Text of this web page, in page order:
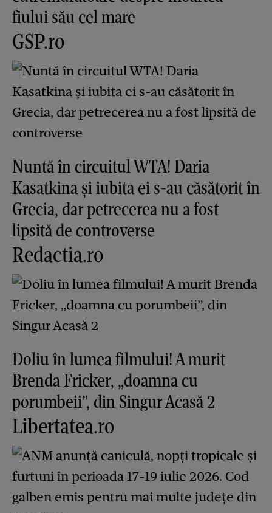
fiului său cel mare
GSP.ro
Nuntă în circuitul WTA! Daria
Kasatkina și iubita ei s-au căsătorit în
Grecia, dar petrecerea nu a fost
lipsită de controverse
Redactia.ro
Doliu în lumea filmului! A murit
Brenda Fricker, „doamna cu
porumbeii”, din Singur Acasă 2
Libertatea.ro